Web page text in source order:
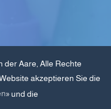
der Aare, Alle Rechte
akzeptieren Sie die
» und die